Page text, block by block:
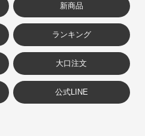
新商品
ランキング
大口注文
公式LINE